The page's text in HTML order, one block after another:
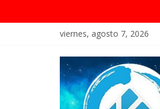
viernes, agosto 7, 2026